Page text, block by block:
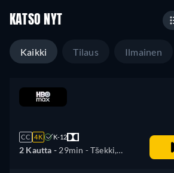
KATSO NYT
Kaikki Tilaus Ilmainen
CC 4K K-12
2 Kautta - 29min - Tšekki,